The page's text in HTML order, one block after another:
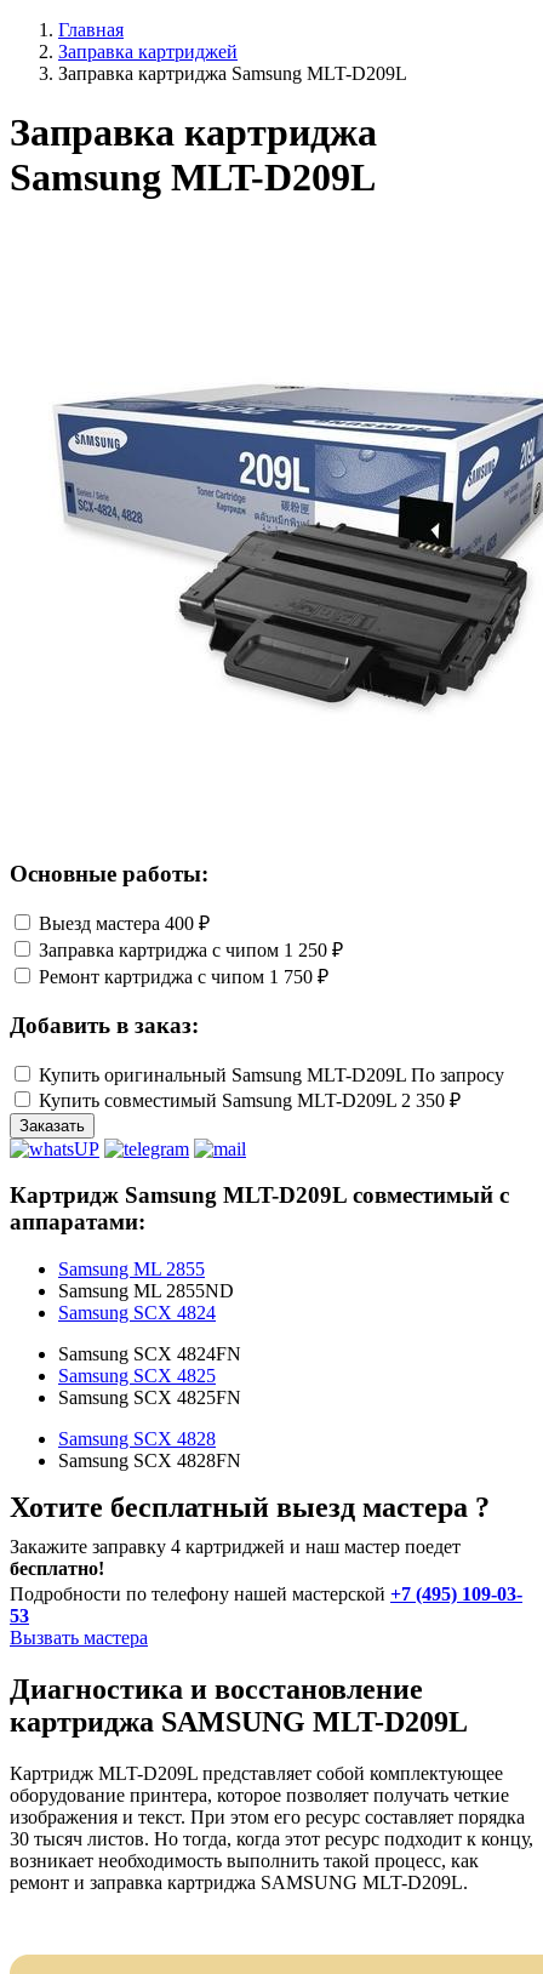
Главная
Заправка картриджей
Заправка картриджа Samsung MLT-D209L
Заправка картриджа
Samsung MLT-D209L
Основные работы:
Выезд мастера 400 ₽
Заправка картриджа с чипом 1 250 ₽
Ремонт картриджа с чипом 1 750 ₽
Добавить в заказ:
Купить оригинальный Samsung MLT-D209L По запросу
Купить совместимый Samsung MLT-D209L 2 350 ₽
Заказать
Картридж Samsung MLT-D209L совместимый с
аппаратами:
Samsung ML 2855
Samsung ML 2855ND
Samsung SCX 4824
Samsung SCX 4824FN
Samsung SCX 4825
Samsung SCX 4825FN
Samsung SCX 4828
Samsung SCX 4828FN
Хотите бесплатный выезд мастера ?
Закажите заправку 4 картриджей и наш мастер поедет
бесплатно!
Подробности по телефону нашей мастерской +7 (495) 109-03-
53
Вызвать мастера
Диагностика и восстановление
картриджа SAMSUNG MLT-D209L
Картридж MLT-D209L представляет собой комплектующее
оборудование принтера, которое позволяет получать четкие
изображения и текст. При этом его ресурс составляет порядка
30 тысяч листов. Но тогда, когда этот ресурс подходит к концу,
возникает необходимость выполнить такой процесс, как
ремонт и заправка картриджа SAMSUNG MLT-D209L.